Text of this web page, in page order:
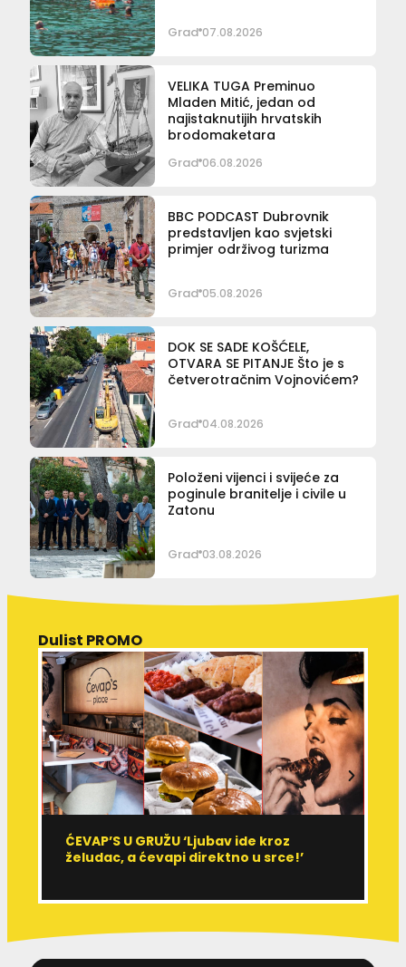
Grad 07.08.2026
VELIKA TUGA Preminuo
Mladen Mitić, jedan od
najistaknutijih hrvatskih
brodomaketara
Grad 06.08.2026
BBC PODCAST Dubrovnik
predstavljen kao svjetski
primjer održivog turizma
Grad 05.08.2026
DOK SE SADE KOŠĆELE,
OTVARA SE PITANJE Što je s
četverotračnim Vojnovićem?
Grad 04.08.2026
Položeni vijenci i svijeće za
poginule branitelje i civile u
Zatonu
Grad 03.08.2026
Dulist PROMO
ĆEVAP’S U GRUŽU ‘Ljubav ide kroz
želudac, a ćevapi direktno u srce!’